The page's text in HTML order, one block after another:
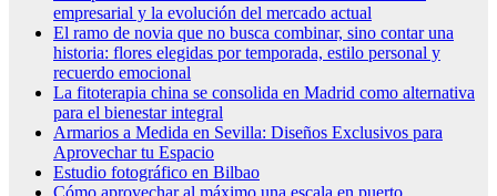
empresarial y la evolución del mercado actual
El ramo de novia que no busca combinar, sino contar una
historia: flores elegidas por temporada, estilo personal y
recuerdo emocional
La fitoterapia china se consolida en Madrid como alternativa
para el bienestar integral
Armarios a Medida en Sevilla: Diseños Exclusivos para
Aprovechar tu Espacio
Estudio fotográfico en Bilbao